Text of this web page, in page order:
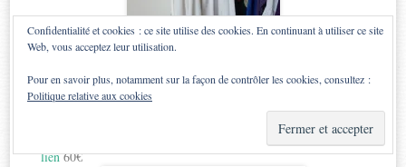
lien60€
Confidentialité et cookies : ce site utilise des cookies. En continuant à utiliser ce site
Web, vous acceptez leur utilisation.
Pour en savoir plus, notamment sur la façon de contrôler les cookies, consultez :
Politique relative aux cookies